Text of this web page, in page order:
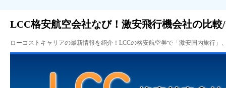
LCC格安航空会社なび！激安飛行機会社の比較
ローコストキャリアの最新情報を紹介！LCCの格安航空券で「激安国内旅行